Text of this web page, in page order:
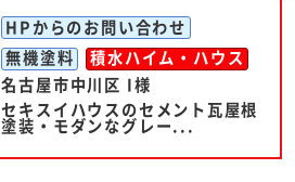
HPからのお問い合わせ
無機塗料
積水ハイム・ハウス
名古屋市中川区 I様
セキスイハウスのセメント瓦屋根
塗装・モダンなグレー...